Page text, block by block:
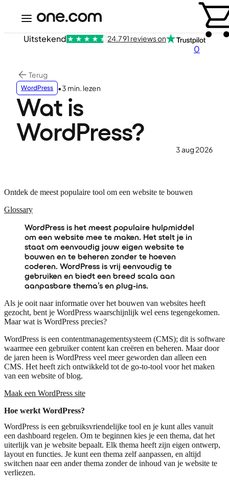
0
Uitstekend 24.791 reviews on
Terug
WordPress •3 min. lezen
Wat is
WordPress?
3 aug 2026
Ontdek de meest populaire tool om een website te bouwen
Glossary
WordPress is het meest populaire hulpmiddel
om een website mee te maken. Het stelt je in
staat om eenvoudig jouw eigen website te
bouwen en te beheren zonder te hoeven
coderen. WordPress is vrij eenvoudig te
gebruiken en biedt een breed scala aan
aanpasbare thema’s en plug-ins.
Als je ooit naar informatie over het bouwen van websites heeft
gezocht, bent je WordPress waarschijnlijk wel eens tegengekomen.
Maar wat is WordPress precies?
WordPress is een contentmanagementsysteem (CMS); dit is software
waarmee een gebruiker content kan creëren en beheren. Maar door
de jaren heen is WordPress veel meer geworden dan alleen een
CMS. Het heeft zich ontwikkeld tot de go-to-tool voor het maken
van een website of blog.
Maak een WordPress site
Hoe werkt WordPress?
WordPress is een gebruiksvriendelijke tool en je kunt alles vanuit
een dashboard regelen. Om te beginnen kies je een thema, dat het
uiterlijk van je website bepaalt. Elk thema heeft zijn eigen ontwerp,
layout en functies. Je kunt een thema zelf aanpassen, en altijd
switchen naar een ander thema zonder de inhoud van je website te
verliezen.